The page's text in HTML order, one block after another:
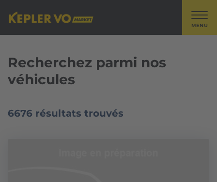
MENU
Recherchez parmi nos
véhicules
6676 résultats trouvés